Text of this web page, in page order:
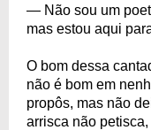
— Não sou um
mas estou aqui
O bom dessa
não é bom em
propôs, mas não
arrisca não